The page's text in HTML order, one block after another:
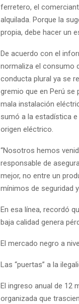
ferretero, el
alquilada. Porque la
propia, debe hacer un
De acuerdo con el
normaliza el consumo
conducta plural ya se
gremio que en Perú se
mala instalación
sumó a la estadística
origen eléctrico.
“Nosotros hemos
responsable de
mejor, no entre un
mínimos de seguridad
En esa línea, recordó
baja calidad genera
El mercado negro a
Las “puertas” a la
El ingreso anual de 12
organizada que